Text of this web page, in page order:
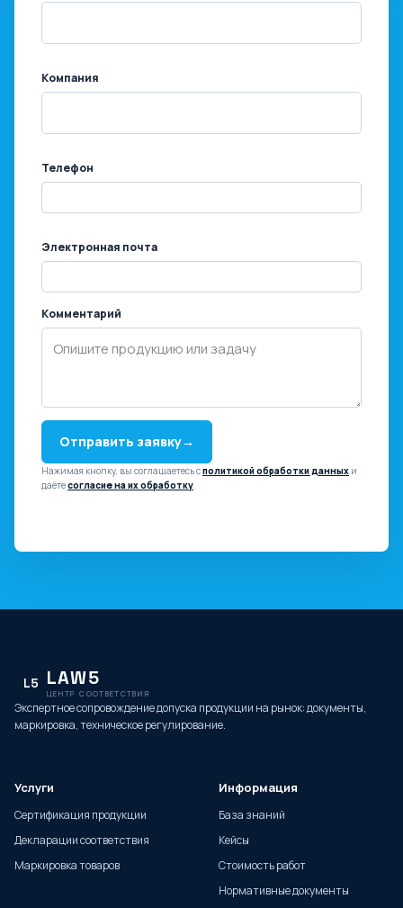
Компания
Телефон
Электронная почта
Комментарий
Отправить заявку→
Нажимая кнопку, вы соглашаетесь сполитикой обработки данных и
даётесогласие на их обработку.
L5 LAW5
ЦЕНТР СООТВЕТСТВИЯ
Экспертное сопровождение допуска продукции на рынок: документы,
маркировка, техническое регулирование.
Услуги
Сертификация продукции
Декларации соответствия
Маркировка товаров
Информация
База знаний
Кейсы
Стоимость работ
Нормативные документы